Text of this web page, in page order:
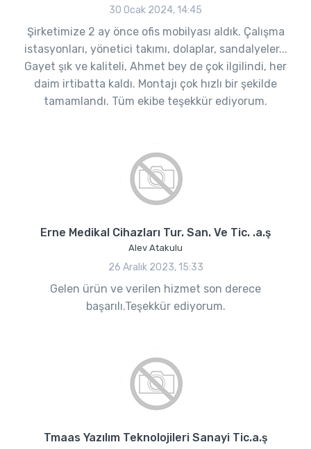
30 Ocak 2024, 14:45
Şirketimize 2 ay önce ofis mobilyası aldık. Çalışma
istasyonları, yönetici takımı, dolaplar, sandalyeler...
Gayet şık ve kaliteli, Ahmet bey de çok ilgilindi, her
daim irtibatta kaldı. Montajı çok hızlı bir şekilde
tamamlandı. Tüm ekibe teşekkür ediyorum.
Erne Medikal Cihazları Tur. San. Ve Tic. .a.ş
Alev Atakulu
26 Aralık 2023, 15:33
Gelen ürün ve verilen hizmet son derece
başarılı.Teşekkür ediyorum.
Tmaas Yazılım Teknolojileri Sanayi Tic.a.ş